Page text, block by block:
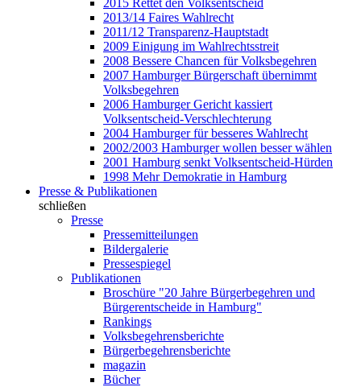
2015 Rettet den Volksentscheid
2013/14 Faires Wahlrecht
2011/12 Transparenz-Hauptstadt
2009 Einigung im Wahlrechtsstreit
2008 Bessere Chancen für Volksbegehren
2007 Hamburger Bürgerschaft übernimmt
Volksbegehren
2006 Hamburger Gericht kassiert
Volksentscheid-Verschlechterung
2004 Hamburger für besseres Wahlrecht
2002/2003 Hamburger wollen besser wählen
2001 Hamburg senkt Volksentscheid-Hürden
1998 Mehr Demokratie in Hamburg
Presse & Publikationen
schließen
Presse
Pressemitteilungen
Bildergalerie
Pressespiegel
Publikationen
Broschüre "20 Jahre Bürgerbegehren und
Bürgerentscheide in Hamburg"
Rankings
Volksbegehrensberichte
Bürgerbegehrensberichte
magazin
Bücher